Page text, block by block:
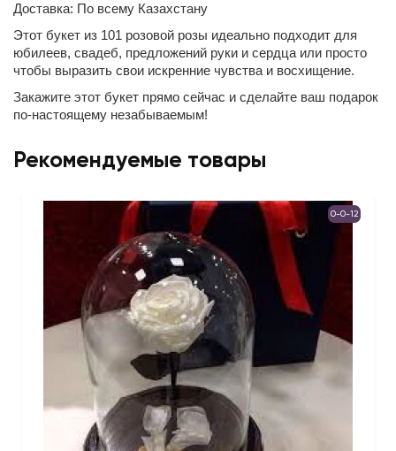
Доставка: По всему Казахстану
Этот букет из 101 розовой розы идеально подходит для
юбилеев, свадеб, предложений руки и сердца или просто
чтобы выразить свои искренние чувства и восхищение.
Закажите этот букет прямо сейчас и сделайте ваш подарок
по-настоящему незабываемым!
Рекомендуемые товары
0-0-12